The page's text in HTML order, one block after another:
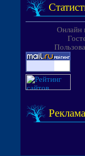
Онлайн
Реклама